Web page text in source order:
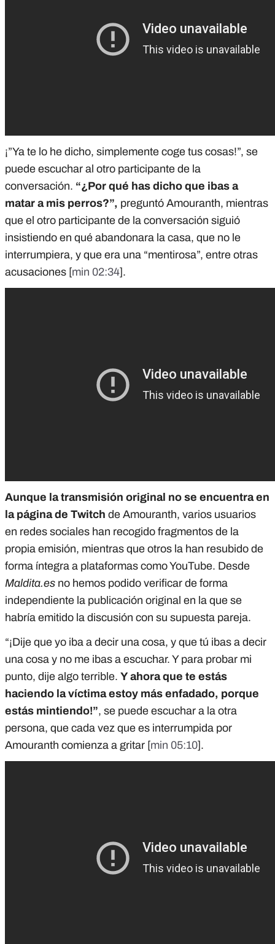
¡”Ya te lo he dicho, simplemente coge tus cosas!”, se
puede escuchar al otro participante de la
conversación. “¿Por qué has dicho que ibas a
matar a mis perros?”, preguntó Amouranth, mientras
que el otro participante de la conversación siguió
insistiendo en qué abandonara la casa, que no le
interrumpiera, y que era una “mentirosa”, entre otras
acusaciones [min 02:34].
Aunque la transmisión original no se encuentra en
la página de Twitch de Amouranth, varios usuarios
en redes sociales han recogido fragmentos de la
propia emisión, mientras que otros la han resubido de
forma íntegra a plataformas como YouTube. Desde
Maldita.es no hemos podido verificar de forma
independiente la publicación original en la que se
habría emitido la discusión con su supuesta pareja.
“¡Dije que yo iba a decir una cosa, y que tú ibas a decir
una cosa y no me ibas a escuchar. Y para probar mi
punto, dije algo terrible. Y ahora que te estás
haciendo la víctima estoy más enfadado, porque
estás mintiendo!”, se puede escuchar a la otra
persona, que cada vez que es interrumpida por
Amouranth comienza a gritar [min 05:10].